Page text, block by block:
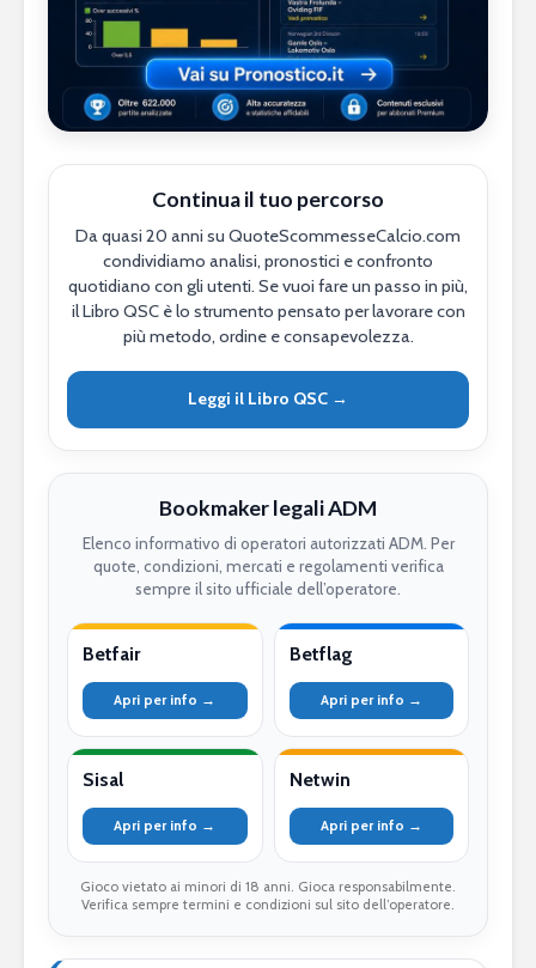
Continua il tuo percorso
Da quasi 20 anni su QuoteScommesseCalcio.com
condividiamo analisi, pronostici e confronto
quotidiano con gli utenti. Se vuoi fare un passo in più,
il Libro QSC è lo strumento pensato per lavorare con
più metodo, ordine e consapevolezza.
Leggi il Libro QSC →
Bookmaker legali ADM
Elenco informativo di operatori autorizzati ADM. Per
quote, condizioni, mercati e regolamenti verifica
sempre il sito ufficiale dell’operatore.
Betfair
Apri per info →
Betflag
Apri per info →
Sisal
Apri per info →
Netwin
Apri per info →
Gioco vietato ai minori di 18 anni. Gioca responsabilmente.
Verifica sempre termini e condizioni sul sito dell’operatore.